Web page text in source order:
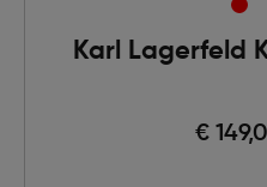
Karl Lagerfeld
€